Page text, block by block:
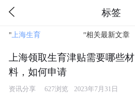
标签
"上海生育 "相关最新文章
上海领取生育津贴需要哪些材
料，如何申请
资讯分享 627浏览 2023年7月31日